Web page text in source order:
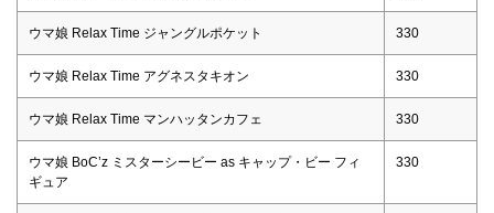
ウマ娘 Relax Time ジャングルポケット 330
ウマ娘 Relax Time アグネスタキオン 330
ウマ娘 Relax Time マンハッタンカフェ 330
ウマ娘 BoC’z ミスターシービー as キャップ・ビー フィ
ギュア
330